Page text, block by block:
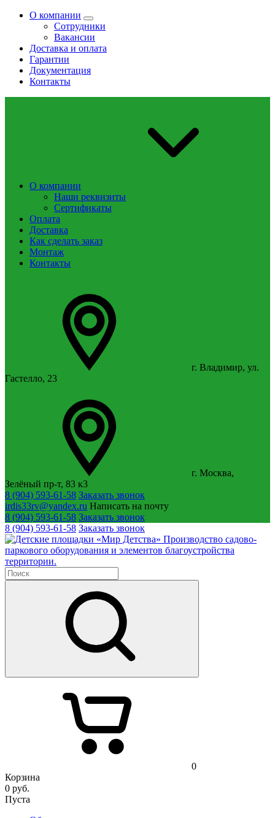
О компании
Сотрудники
Вакансии
Доставка и оплата
Гарантии
Документация
Контакты
О компании
Наши реквизиты
Сертификаты
Оплата
Доставка
Как сделать заказ
Монтаж
Контакты
г. Владимир, ул.
Гастелло, 23
г. Москва,
Зелёный пр-т, 83 к3
8 (904) 593-61-58 Заказать звонок
irdis33rv@yandex.ru Написать на почту
8 (904) 593-61-58 Заказать звонок
8 (904) 593-61-58 Заказать звонок
Производство садово-
паркового оборудования и элементов благоустройства
территории.
0
Корзина
0 руб.
Пуста